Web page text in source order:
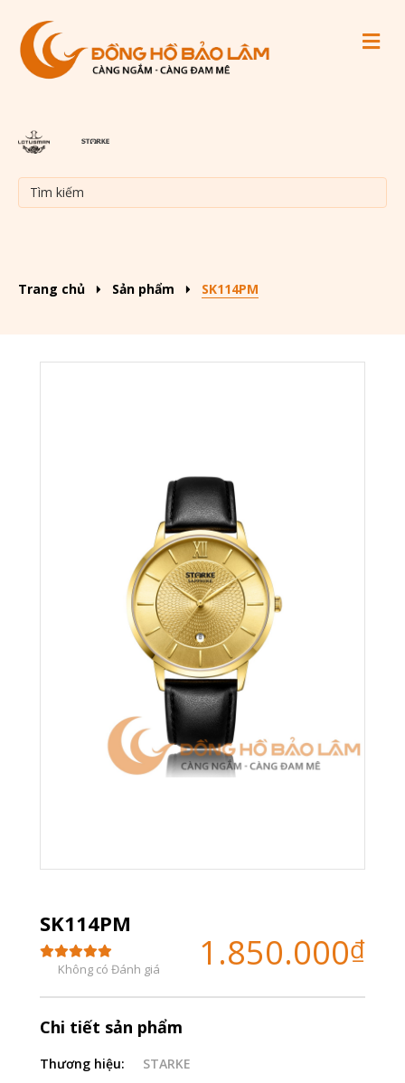
Trang chủ Sản phẩm SK114PM
SK114PM
Không có Đánh giá 1.850.000₫
Chi tiết sản phẩm
Thương hiệu:
STARKE